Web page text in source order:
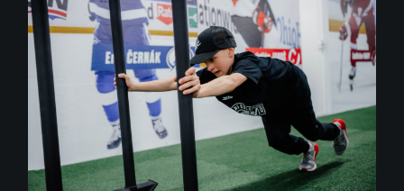
GYM Training
SILA A RÝCHLOSŤ